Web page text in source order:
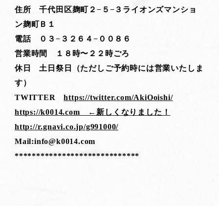
住所 千代田区麹町２−５−３ライオンズマンショ
ン麹町Ｂ１
電話 ０３−３２６４−００８６
営業時間 １８時〜２２時ごろ
休日 土日祭日（ただしご予約時には営業いたしま
す）
TWITTERhttps://twitter.com/AkiOoishi/
https://k0014.com ←新しくなりました！
http://r.gnavi.co.jp/g991000/
Mail:info@k0014.com
*****************************